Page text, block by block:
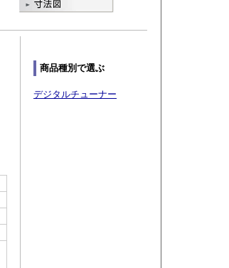
商品種別で選ぶ
デジタルチューナー